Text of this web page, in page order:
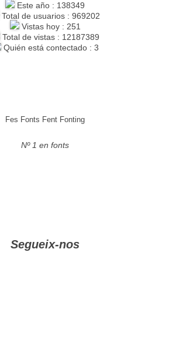
Este año : 138349
Total de usuarios : 969202
Vistas hoy : 251
Total de vistas : 12187389
Quién está contectado : 3
Fes Fonts Fent Fonting
Nº 1 en fonts
Segueix-nos